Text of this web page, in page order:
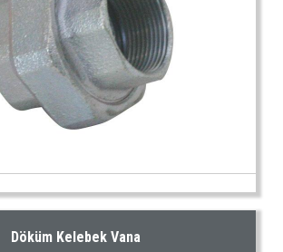
Döküm Kelebek Vana